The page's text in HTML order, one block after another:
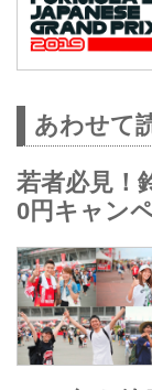
あわせて
若者必見！
0円キャン